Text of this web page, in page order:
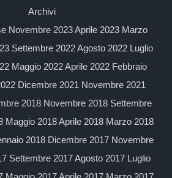
Archivi
Novembre 2023 Aprile 2023 Marzo
Settembre 2022 Agosto 2022 Luglio
Maggio 2022 Aprile 2022 Febbraio
Dicembre 2021 Novembre 2021
2018 Novembre 2018 Settembre
Maggio 2018 Aprile 2018 Marzo 2018
2018 Dicembre 2017 Novembre
Settembre 2017 Agosto 2017 Luglio